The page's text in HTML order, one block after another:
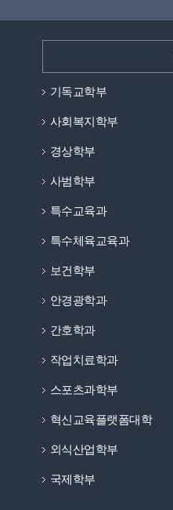
기독교학부
사회복지학부
경상학부
사범학부
특수교육과
특수체육교육과
보건학부
안경광학과
간호학과
작업치료학과
스포츠과학부
혁신교육플랫폼대학
외식산업학부
국제학부